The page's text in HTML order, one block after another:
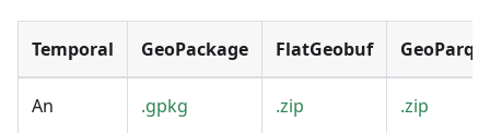
Temporal GeoPackage FlatGeobuf
An .gpkg .zip .zip